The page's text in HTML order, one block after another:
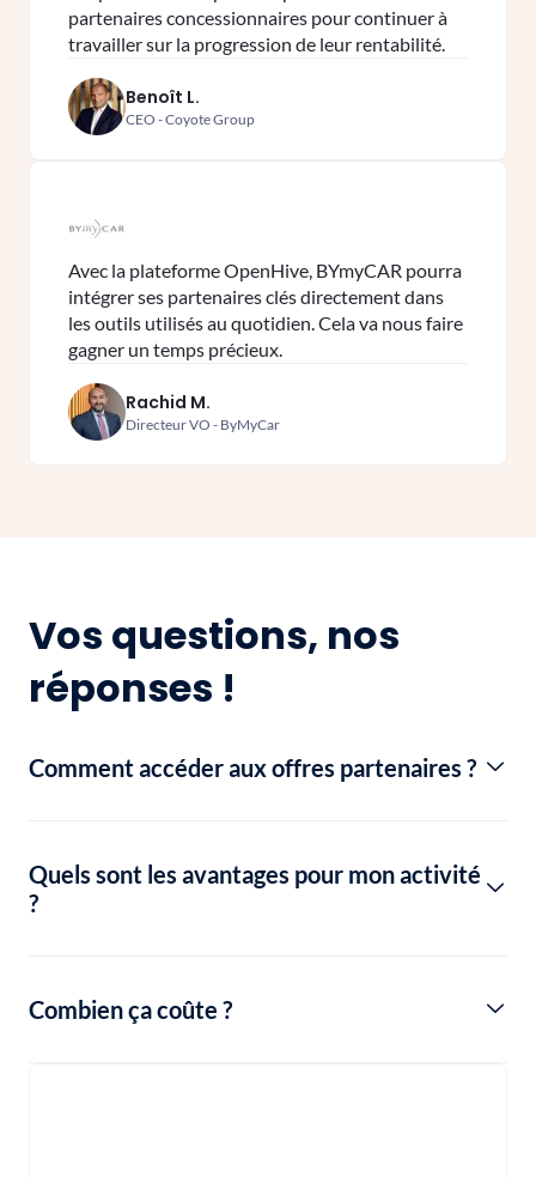
partenaires concessionnaires pour continuer à
travailler sur la progression de leur rentabilité.
Benoît L.
CEO - Coyote Group
Avec la plateforme OpenHive, BYmyCAR pourra
intégrer ses partenaires clés directement dans
les outils utilisés au quotidien. Cela va nous faire
gagner un temps précieux.
Rachid M.
Directeur VO - ByMyCar
Vos questions, nos
réponses !
Comment accéder aux offres partenaires ?
Quels sont les avantages pour mon activité
?
Combien ça coûte ?